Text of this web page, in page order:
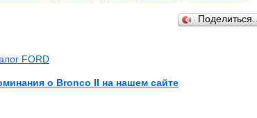
Поделиться…
FORD
о Bronco II на нашем сайте